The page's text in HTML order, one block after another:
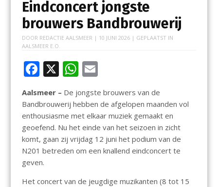
Eindconcert jongste
brouwers Bandbrouwerij
DOOR REDACTIE AALSMEER | 10 JUNI 2026| GEPLAATST IN
AALSMEER E.O.
F
e
b
o
o
k
X W
at
s
A
p
E
m
ai
l
Aalsmeer – De jongste brouwers van de
Bandbrouwerij hebben de afgelopen maanden vol
enthousiasme met elkaar muziek gemaakt en
geoefend. Nu het einde van het seizoen in zicht
komt, gaan zij vrijdag 12 juni het podium van de
N201 betreden om een knallend eindconcert te
geven.
Het concert van de jeugdige muzikanten (8 tot 15